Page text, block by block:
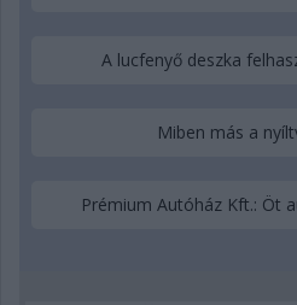
A lucfenyő deszka
Miben más a
Prémium Autóház Kft.: Öt